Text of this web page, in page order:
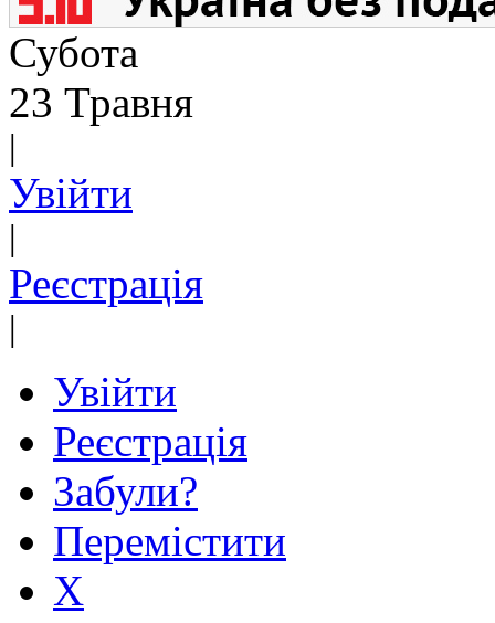
Субота
23 Травня
|
Увійти
|
Реєстрація
|
Увійти
Реєстрація
Забули?
Перемістити
X